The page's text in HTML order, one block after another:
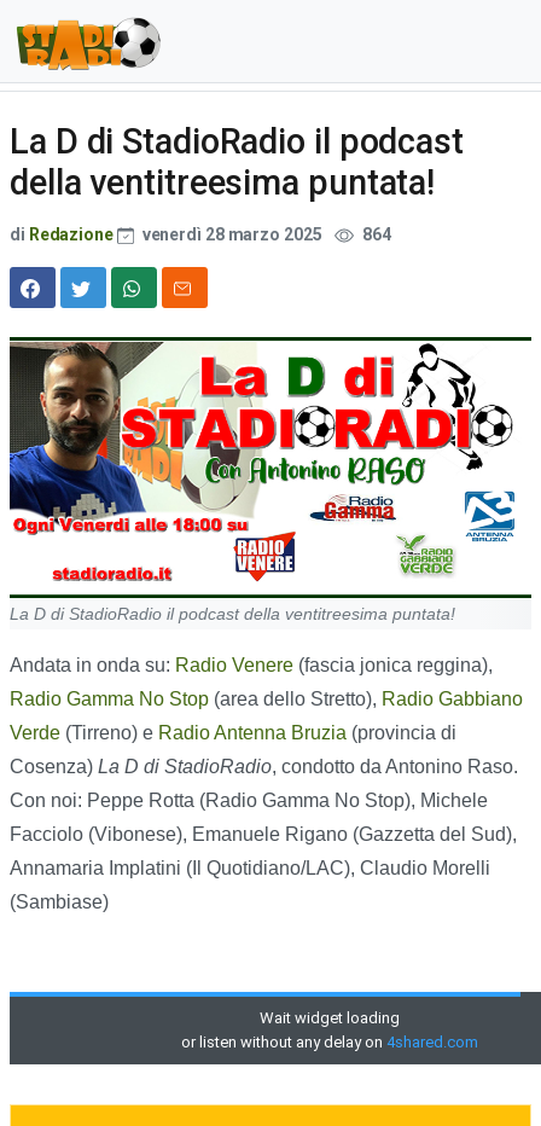
La D di StadioRadio il podcast
della ventitreesima puntata!
di Redazione venerdì 28 marzo 2025 864
La D di StadioRadio il podcast della ventitreesima puntata!
Andata in onda su: Radio Venere (fascia jonica reggina),
Radio Gamma No Stop (area dello Stretto), Radio Gabbiano
Verde (Tirreno) e Radio Antenna Bruzia (provincia di
Cosenza) La D di StadioRadio, condotto da Antonino Raso.
Con noi: Peppe Rotta (Radio Gamma No Stop), Michele
Facciolo (Vibonese), Emanuele Rigano (Gazzetta del Sud),
Annamaria Implatini (Il Quotidiano/LAC), Claudio Morelli
(Sambiase)